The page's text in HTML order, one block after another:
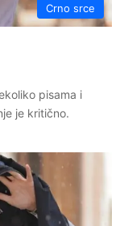
Crno srce
pisama i
je kritično.